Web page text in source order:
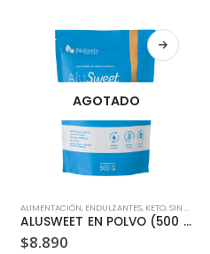
AGOTADO
ALIMENTACIÓN, ENDULZANTES, KETO,SIN GLUTEN
ALUSWEET EN POLVO (500 GR)
$8.890